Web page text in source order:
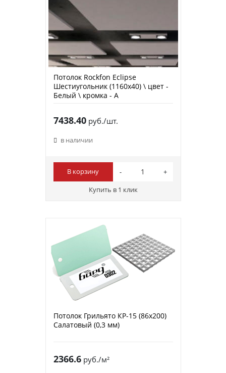
Потолок Rockfon Eclipse
Шестиугольник (1160х40) \ цвет -
Белый \ кромка - А
7438.40руб./шт.
в наличии
В корзину
Купить в 1 клик
Потолок Грильято КР-15 (86х200)
Салатовый (0,3 мм)
2366.6руб./м²